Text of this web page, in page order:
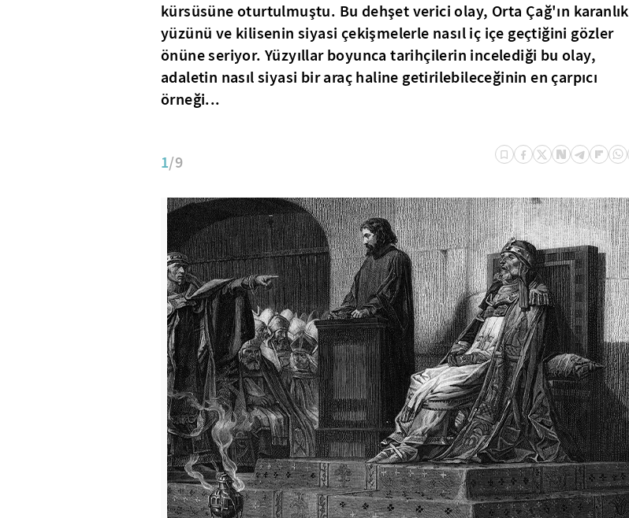
kürsüsüne oturtulmuştu. Bu dehşet verici olay, Orta Çağ'ın karanlık
yüzünü ve kilisenin siyasi çekişmelerle nasıl iç içe geçtiğini gözler
önüne seriyor. Yüzyıllar boyunca tarihçilerin incelediği bu olay,
adaletin nasıl siyasi bir araç haline getirilebileceğinin en çarpıcı
örneği...
1/9